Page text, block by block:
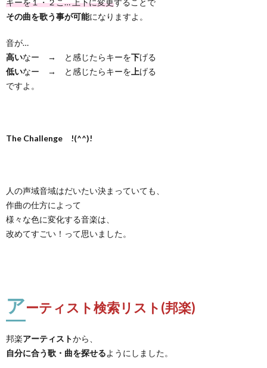
その曲を歌う事が可能になりますよ。
音が…
高いなー → と感じたらキーを下げる
低いなー → と感じたらキーを 上げる
ですよ。
The Challenge !(^^)!
人の声域音域はだいたい決まっていても、
作曲の仕方によって
様々な色に変化する音楽は、
改めてすごい！って思いました。
アーティスト検索リスト(邦楽)
邦楽アーティストから、
自分に合う歌・曲を探せるようにしました。